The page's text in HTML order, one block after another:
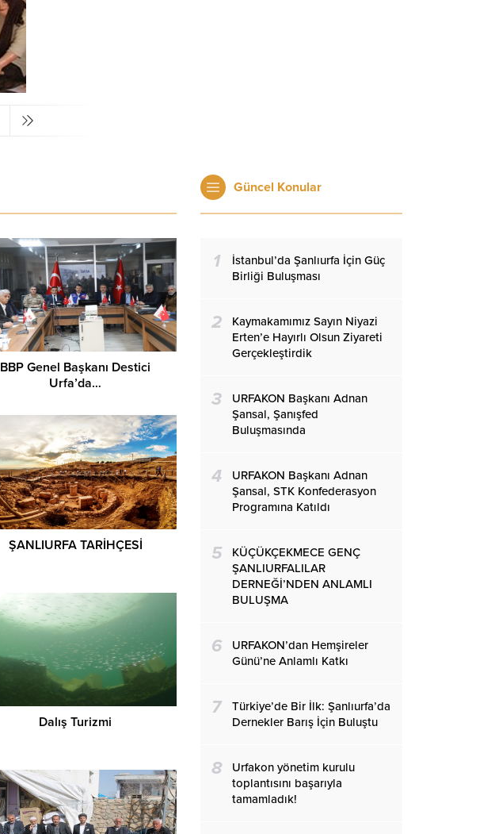
BBP Genel Başkanı Destici
Urfa’da…
ŞANLIURFA TARİHÇESİ
Dalış Turizmi
Güncel Konular
1
İstanbul’da Şanlıurfa İçin Güç
Birliği Buluşması
2
Kaymakamımız Sayın Niyazi
Erten’e Hayırlı Olsun Ziyareti
Gerçekleştirdik
3
URFAKON Başkanı Adnan
Şansal, Şanışfed
Buluşmasında
4
URFAKON Başkanı Adnan
Şansal, STK Konfederasyon
Programına Katıldı
5
KÜÇÜKÇEKMECE GENÇ
ŞANLIURFALILAR
DERNEĞİ’NDEN ANLAMLI
BULUŞMA
6
URFAKON’dan Hemşireler
Günü’ne Anlamlı Katkı
7
Türkiye’de Bir İlk: Şanlıurfa’da
Dernekler Barış İçin Buluştu
8
Urfakon yönetim kurulu
toplantısını başarıyla
tamamladık!